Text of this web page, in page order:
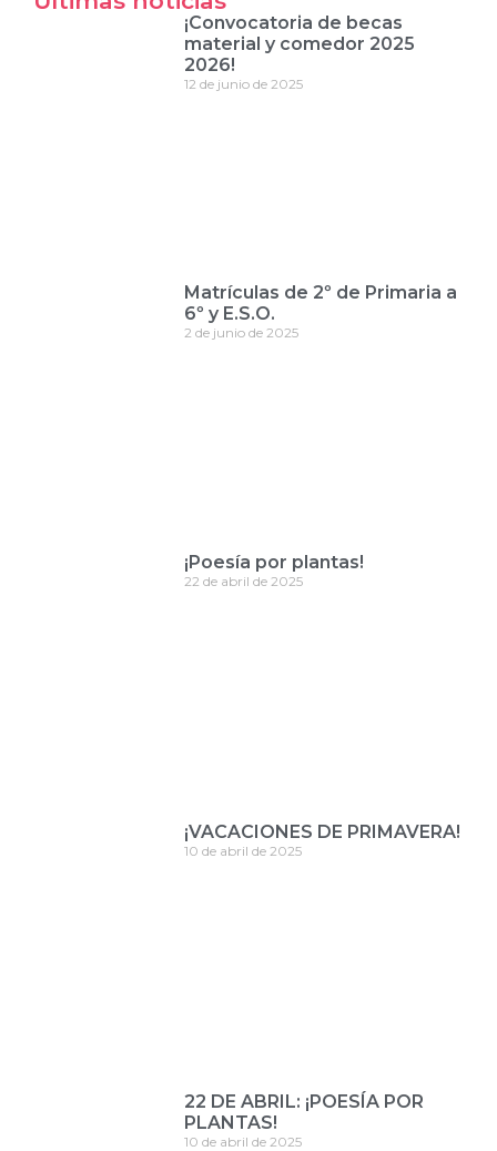
¡Convocatoria de becas
material y comedor 2025
2026!
12 de junio de 2025
Matrículas de 2º de Primaria a
6º y E.S.O.
2 de junio de 2025
¡Poesía por plantas!
22 de abril de 2025
¡VACACIONES DE PRIMAVERA!
10 de abril de 2025
22 DE ABRIL: ¡POESÍA POR
PLANTAS!
10 de abril de 2025